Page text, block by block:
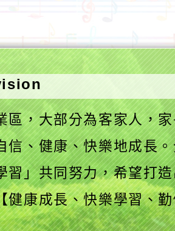
區，大部分為客家人，
信、健康、快樂地成長
習」共同努力，希望打
健康成長、快樂學習、